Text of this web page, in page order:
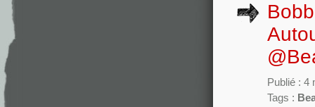
Publié : 4
Tags :